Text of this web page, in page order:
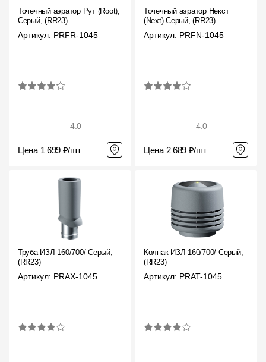
Точечный аэратор Рут (Root),
Серый, (RR23)
Артикул: PRFR-1045
4.0
Цена 1 699 ₽/шт
Точечный аэратор Некст
(Next) Серый, (RR23)
Артикул: PRFN-1045
4.0
Цена 2 689 ₽/шт
Труба ИЗЛ-160/700/ Серый,
(RR23)
Артикул: PRAX-1045
Колпак ИЗЛ-160/700/ Серый,
(RR23)
Артикул: PRAT-1045